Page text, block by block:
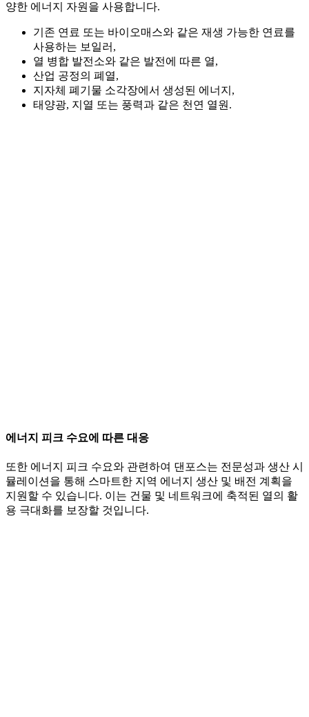
양한 에너지 자원을 사용합니다.
기존 연료 또는 바이오매스와 같은 재생 가능한 연료를
사용하는 보일러,
열 병합 발전소와 같은 발전에 따른 열,
산업 공정의 폐열,
지자체 폐기물 소각장에서 생성된 에너지,
태양광, 지열 또는 풍력과 같은 천연 열원.
에너지 피크 수요에 따른 대응
또한 에너지 피크 수요와 관련하여 댄포스는 전문성과 생산 시
뮬레이션을 통해 스마트한 지역 에너지 생산 및 배전 계획을
지원할 수 있습니다. 이는 건물 및 네트워크에 축적된 열의 활
용 극대화를 보장할 것입니다.